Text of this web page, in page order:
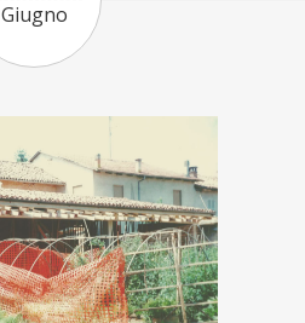
Giugno